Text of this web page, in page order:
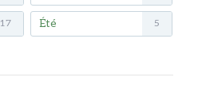
17 Été 5